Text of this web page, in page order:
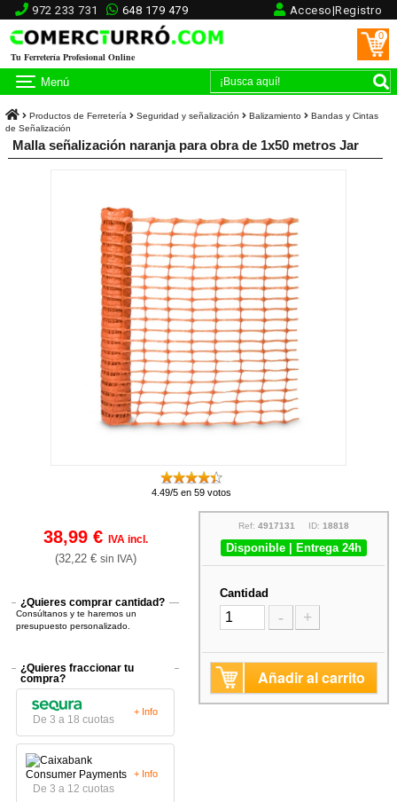
972 233 731 648 179 479 Acceso|Registro
Tu Ferretería Profesional Online
0
Menú
Productos de Ferretería Seguridad y señalización Balizamiento
Bandas y Cintas
de Señalización
Malla señalización naranja para obra de 1x50 metros Jar
4.49/5 en 59 votos
38,99 € IVA incl.
(32,22 € sin IVA)
¿Quieres comprar cantidad?
Consúltanos y te haremos un
presupuesto personalizado.
¿Quieres fraccionar tu
compra?
De 3 a 18 cuotas
+ Info
De 3 a 12 cuotas
+ Info
Ref: 4917131 ID: 18818
Disponible | Entrega 24h
Cantidad
- +
Añadir al carrito